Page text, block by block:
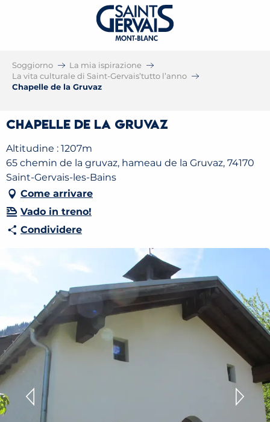
Soggiorno
La mia ispirazione
La vita culturale di Saint-Gervais’tutto l’anno
Chapelle de la Gruvaz
Chapelle de la Gruvaz
Altitudine : 1207m
65 chemin de la gruvaz, hameau de la Gruvaz, 74170
Saint-Gervais-les-Bains
Come arrivare
Vado in treno!
Condividere